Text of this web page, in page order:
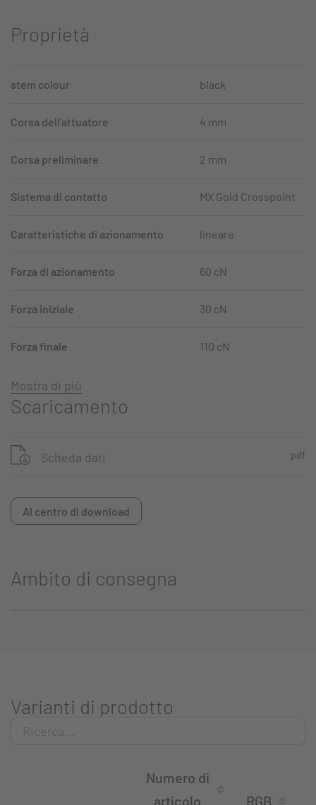
Proprietà
stem colour black
Corsa dell'attuatore 4 mm
Corsa preliminare 2 mm
Sistema di contatto MX Gold Crosspoint
Caratteristiche di azionamento lineare
Forza di azionamento 60 cN
Forza iniziale 30 cN
Forza finale 110 cN
Mostra di più
Scaricamento
Scheda dati pdf
Al centro di download
Ambito di consegna
Varianti di prodotto
Numero di
articolo
RGB